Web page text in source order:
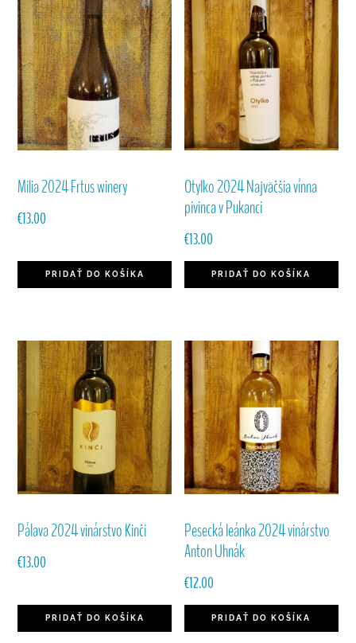
Milia 2024 Frtus winery
€13.00
PRIDAŤ DO KOŠÍKA
Otylko 2024 Najväčšia vínna
pivinca v Pukanci
€13.00
PRIDAŤ DO KOŠÍKA
Pálava 2024 vinárstvo Kinči
€13.00
PRIDAŤ DO KOŠÍKA
Pesecká leánka 2024 vinárstvo
Anton Uhnák
€12.00
PRIDAŤ DO KOŠÍKA